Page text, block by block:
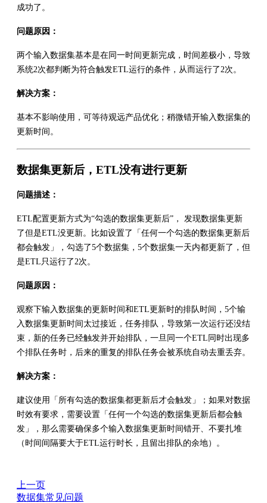
成功了。
问题原因：
两个输入数据集基本是在同一时间更新完成，时间差极小，导致
系统2次都判断为符合触发ETL运行的条件，从而运行了2次。
解决方案：
基本不影响使用，可等待观远产品优化；稍微错开输入数据集的
更新时间。
数据集更新后，ETL没有进行更新
问题描述：
ETL配置更新方式为“勾选的数据集更新后”， 发现数据集更新
了但是ETL没更新。比如设置了「任何一个勾选的数据集更新后
都会触发」，勾选了5个数据集，5个数据集一天内都更新了，但
是ETL只运行了2次。
问题原因：
观察下输入数据集的更新时间和ETL更新时的排队时间，5个输
入数据集更新时间太过接近，任务排队，导致第一次运行还没结
束，新的任务已经触发并开始排队，一旦同一个ETL同时出现多
个排队任务时，后来的重复的排队任务会被系统自动去重丢弃。
解决方案：
建议使用「所有勾选的数据集都更新后才会触发」；如果对数据
时效有要求，需要设置「任何一个勾选的数据集更新后都会触
发」，那么需要确保多个输入数据集更新时间错开、不要扎堆
（时间间隔要大于ETL运行时长，且留出排队的余地）。
上一页
数据集常见问题